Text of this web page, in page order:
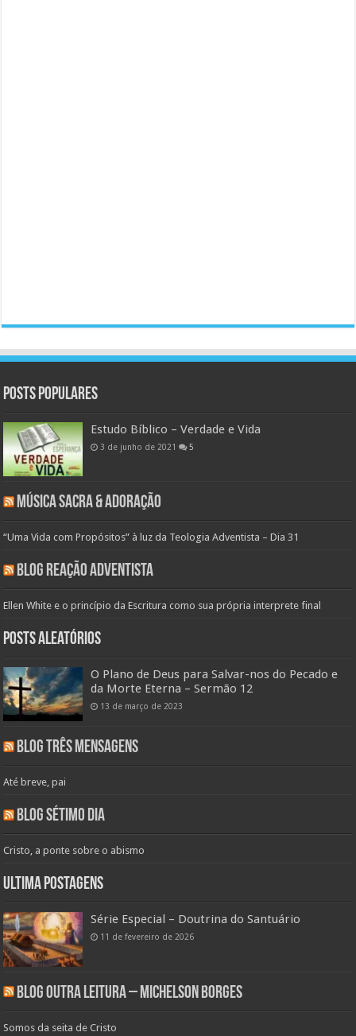
Posts populares
Estudo Bíblico – Verdade e Vida
3 de junho de 2021 5
Música Sacra & Adoração
“Uma Vida com Propósitos” à luz da Teologia Adventista – Dia 31
Blog Reação Adventista
Ellen White e o princípio da Escritura como sua própria interprete final
Posts aleatórios
O Plano de Deus para Salvar-nos do Pecado e
da Morte Eterna – Sermão 12
13 de março de 2023
Blog Três Mensagens
Até breve, pai
Blog Sétimo Dia
Cristo, a ponte sobre o abismo
Ultima Postagens
Série Especial – Doutrina do Santuário
11 de fevereiro de 2026
Blog Outra Leitura – Michelson Borges
Somos da seita de Cristo